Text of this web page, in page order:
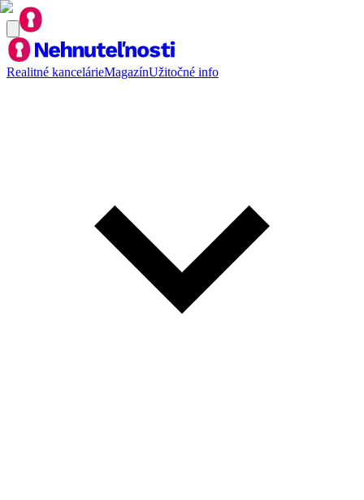
Realitné kancelárieMagazínUžitočné info